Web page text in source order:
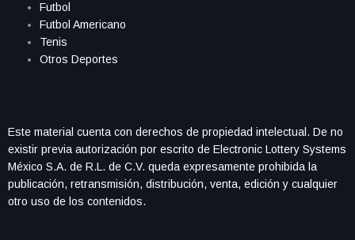
Futbol
Futbol Americano
Tenis
Otros Deportes
Este material cuenta con derechos de propiedad intelectual. De no
existir previa autorización por escrito de Electronic Lottery Systems
México S.A. de R.L. de C.V. queda expresamente prohibida la
publicación, retransmisión, distribución, venta, edición y cualquier
otro uso de los contenidos.